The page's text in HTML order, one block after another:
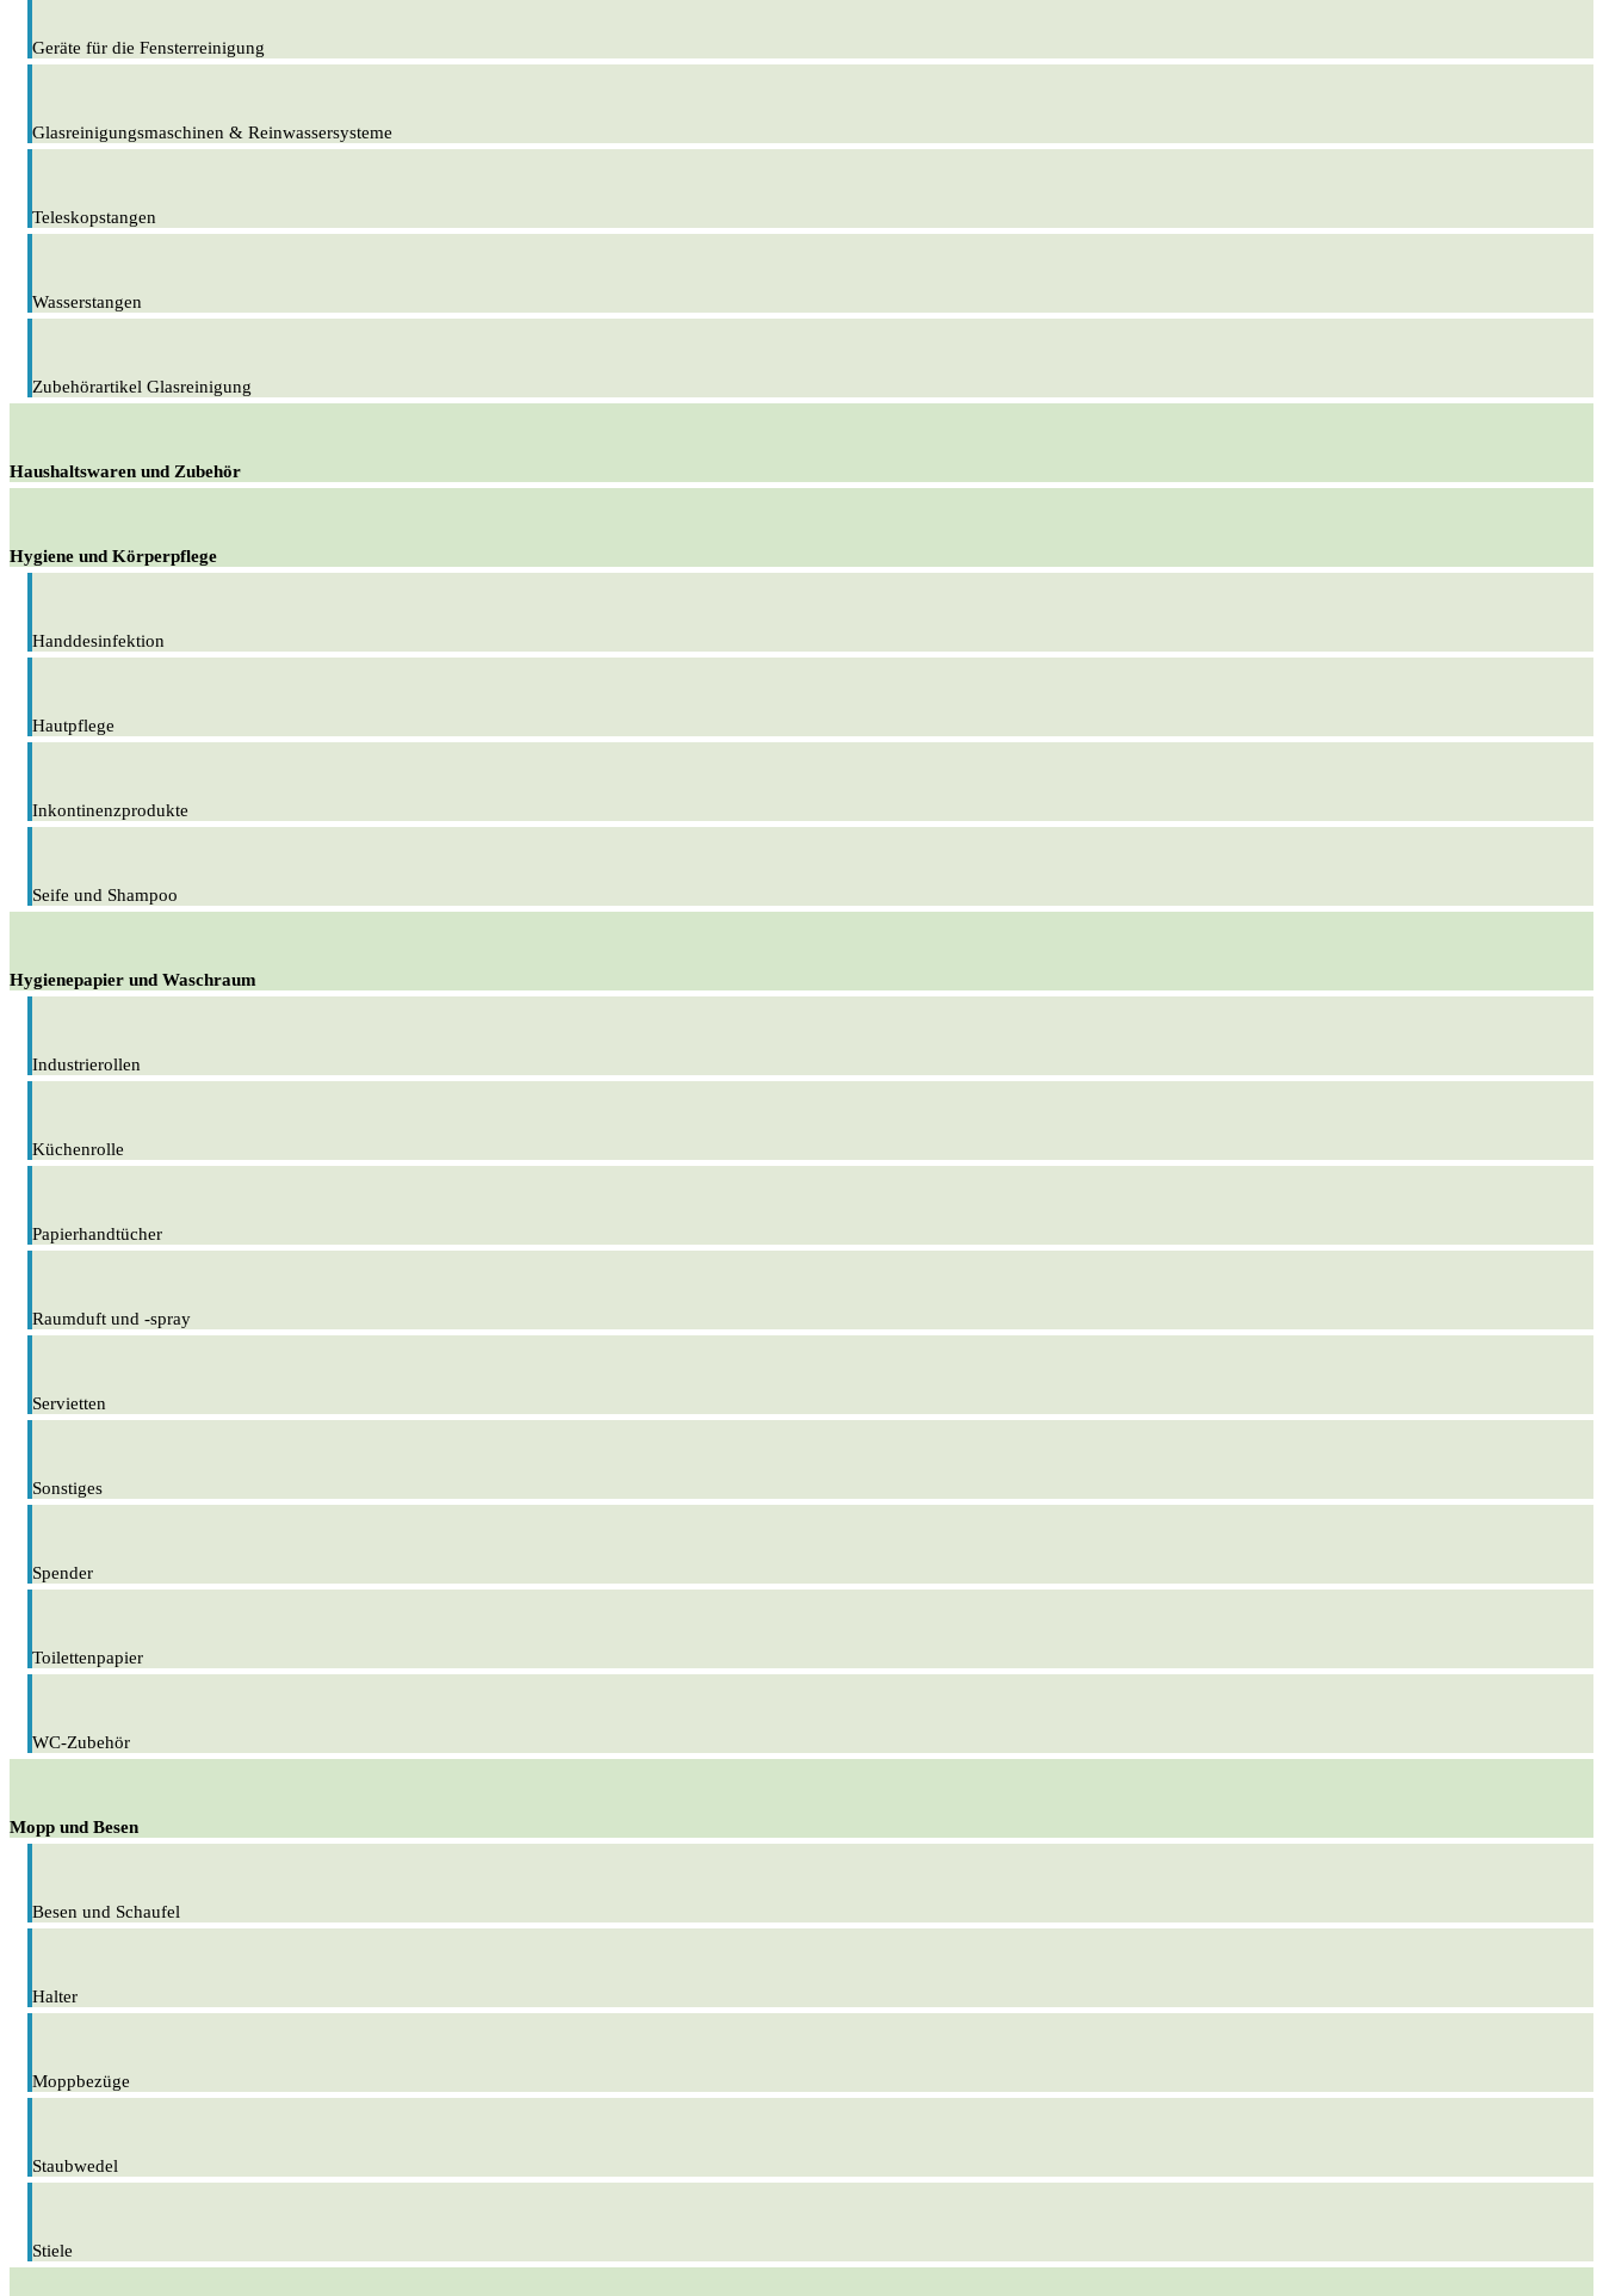
Geräte für die Fensterreinigung
Glasreinigungsmaschinen & Reinwassersysteme
Teleskopstangen
Wasserstangen
Zubehörartikel Glasreinigung
Haushaltswaren und Zubehör
Hygiene und Körperpflege
Handdesinfektion
Hautpflege
Inkontinenzprodukte
Seife und Shampoo
Hygienepapier und Waschraum
Industrierollen
Küchenrolle
Papierhandtücher
Raumduft und -spray
Servietten
Sonstiges
Spender
Toilettenpapier
WC-Zubehör
Mopp und Besen
Besen und Schaufel
Halter
Moppbezüge
Staubwedel
Stiele